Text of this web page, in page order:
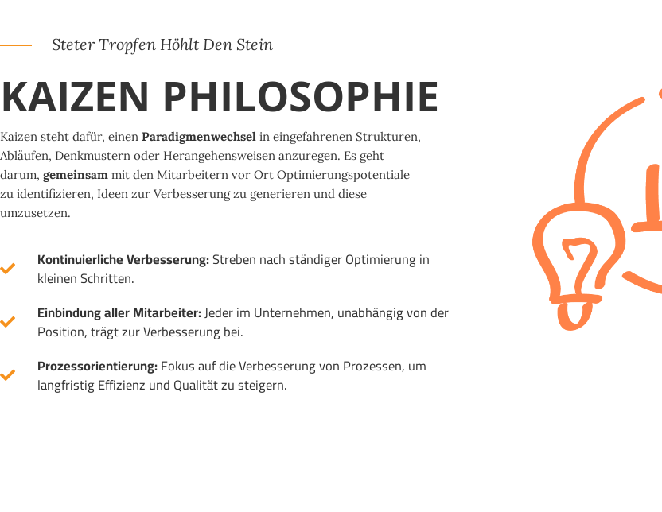
Steter Tropfen Höhlt Den Stein
KAIZEN PHILOSOPHIE
Kaizen steht dafür, einen Paradigmenwechsel in eingefahrenen Strukturen,
Abläufen, Denkmustern oder Herangehensweisen anzuregen. Es geht
darum, gemeinsam mit den Mitarbeitern vor Ort Optimierungspotentiale
zu identifizieren, Ideen zur Verbesserung zu generieren und diese
umzusetzen.
Kontinuierliche Verbesserung:Streben nach ständiger Optimierung in
kleinen Schritten.
Einbindung aller Mitarbeiter:Jeder im Unternehmen, unabhängig von der
Position, trägt zur Verbesserung bei.
Prozessorientierung:Fokus auf die Verbesserung von Prozessen, um
langfristig Effizienz und Qualität zu steigern.